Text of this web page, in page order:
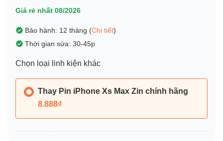
Giá rẻ nhất 08/2026
Bảo hành: 12 tháng (Chi tiết)
Thời gian sửa: 30-45p
Chọn loại linh kiện khác
Thay Pin iPhone Xs Max Zin chính hãng
8.888₫